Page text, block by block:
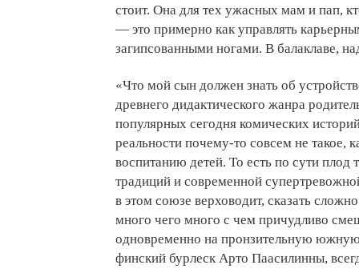
стоит. Она для тех ужасных мам и пап,
— это примерно как управлять
загипсованными ногами. В балаклаве,
«Что мой сын должен знать об
древнего дидактического жанра
популярных сегодня комических
реальности почему-то совсем не такое,
воспитанию детей. То есть по сути плод
традиций и современной
в этом союзе верховодит, сказать
много чего много с чем причудливо
одновременно на пронзительную
финский бурлеск Арто Паасилинны,